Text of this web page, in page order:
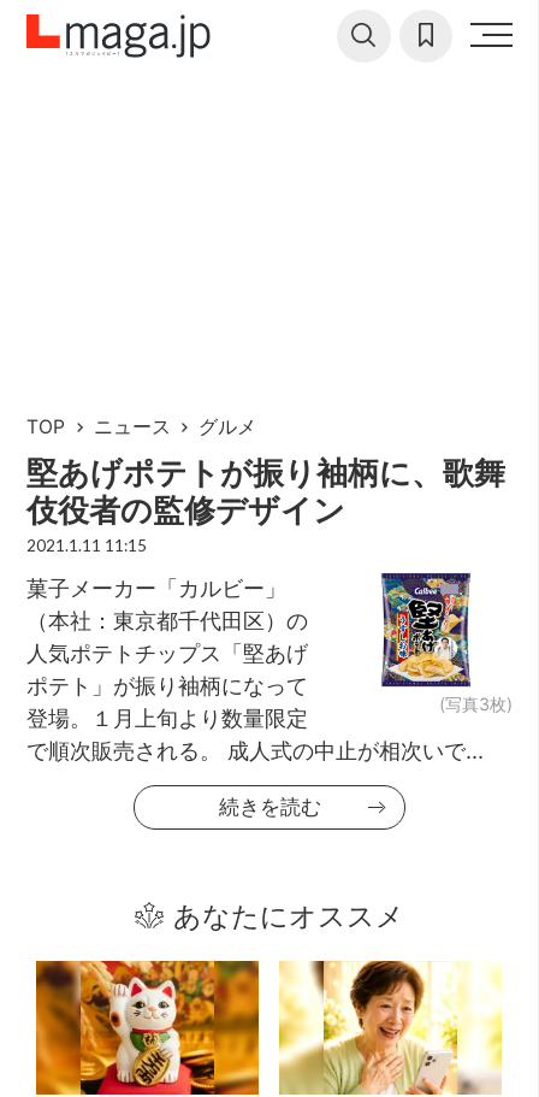
TOP ニュース グルメ
堅あげポテトが振り袖柄に、歌舞
伎役者の監修デザイン
2021.1.11 11:15
(写真3枚)
菓子メーカー「カルビー」
（本社：東京都千代田区）の
人気ポテトチップス「堅あげ
ポテト」が振り袖柄になって
登場。１月上旬より数量限定
で順次販売される。 成人式の中止が相次いで...
続きを読む
あなたにオススメ